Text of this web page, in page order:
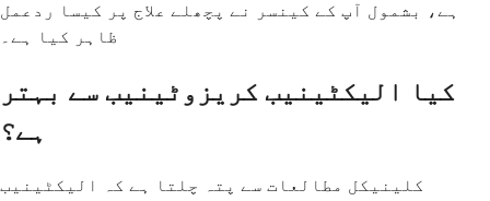
ہے، بشمول آپ کے کینسر نے پچھلے علاج پر کیسا ردعمل
ظاہر کیا ہے۔
کیا الیکٹینیب کریزوٹینیب سے بہتر
ہے؟
کلینیکل مطالعات سے پتہ چلتا ہے کہ الیکٹینیب